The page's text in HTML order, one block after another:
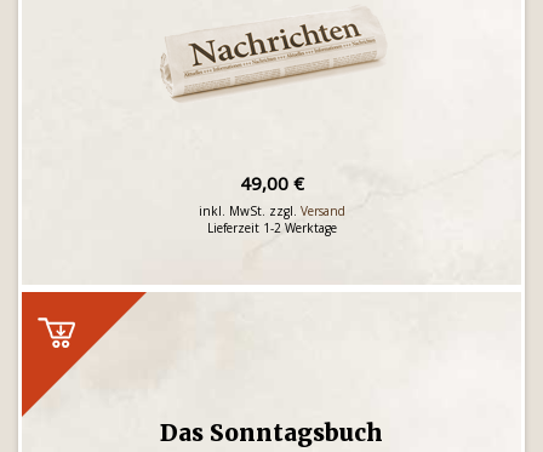
49,00 €
inkl. MwSt. zzgl. Versand
Lieferzeit 1-2 Werktage
Das Sonntagsbuch